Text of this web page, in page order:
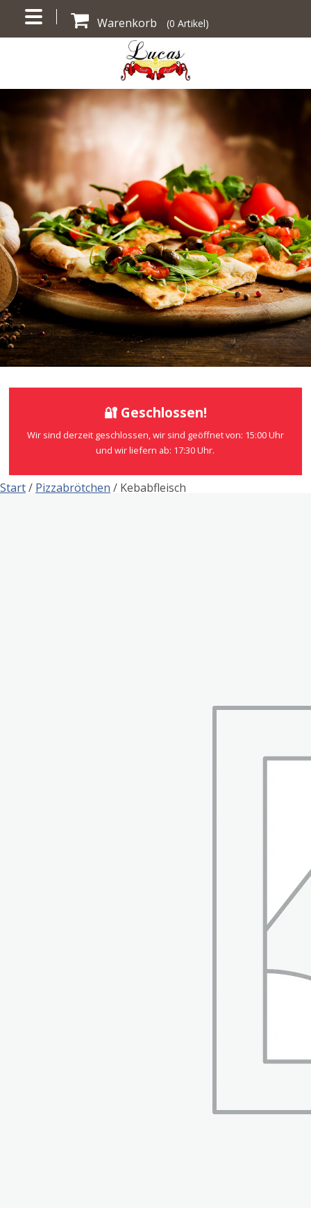
Warenkorb (0 Artikel)
🔐 Geschlossen!
Wir sind derzeit geschlossen, wir sind geöffnet von: 15:00 Uhr
und wir liefern ab: 17:30 Uhr.
Start/ Pizzabrötchen / Kebabfleisch